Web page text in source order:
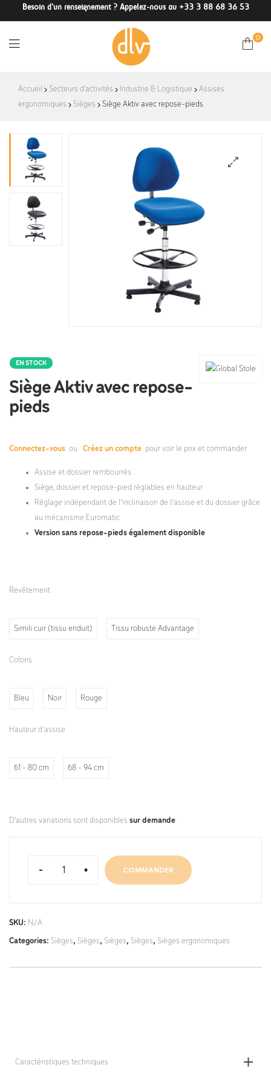
Besoin d'un renseignement ? Appelez-nous au +33 3 88 68 36 53
DLV-
France
0
Accueil Secteurs d'activités Industrie & Logistique
Assises
ergonomiques
Sièges Siège Aktiv avec repose-pieds
EN STOCK
Siège Aktiv avec repose-
pieds
Connectez-vous ou Créez un compte pour voir le prix et commander.
Assise et dossier rembourrés
Siège, dossier et repose-pied réglables en hauteur
Réglage indépendant de l’inclinaison de l’assise et du dossier grâce
au mécanisme Euromatic
Version sans repose-pieds également disponible
Revêtement
Simili cuir (tissu enduit) Tissu robuste Advantage
Coloris
Bleu Noir Rouge
Hauteur d’assise
61 - 80 cm 68 - 94 cm
D'autres variations sont disponibles sur demande.
- + COMMANDER
SKU: N/A
Categories: Sièges, Sièges, Sièges, Sièges, Sièges ergonomiques
Caractéristiques techniques